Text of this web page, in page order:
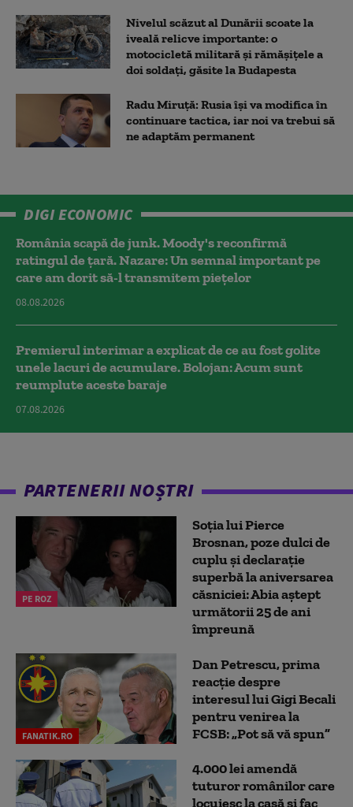
Nivelul scăzut al Dunării scoate la
iveală relicve importante: o
motocicletă militară și rămășițele a
doi soldați, găsite la Budapesta
Radu Miruță: Rusia își va modifica în
continuare tactica, iar noi va trebui să
ne adaptăm permanent
DIGI ECONOMIC
România scapă de junk. Moody's reconfirmă
ratingul de țară. Nazare: Un semnal important pe
care am dorit să-l transmitem piețelor
08.08.2026
Premierul interimar a explicat de ce au fost golite
unele lacuri de acumulare. Bolojan: Acum sunt
reumplute aceste baraje
07.08.2026
PARTENERII NOȘTRI
PE ROZ
Soția lui Pierce
Brosnan, poze dulci de
cuplu și declarație
superbă la aniversarea
căsniciei: Abia aștept
următorii 25 de ani
împreună
FANATIK.RO
Dan Petrescu, prima
reacție despre
interesul lui Gigi Becali
pentru venirea la
FCSB: „Pot să vă spun”
4.000 lei amendă
tuturor românilor care
locuiesc la casă și fac